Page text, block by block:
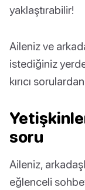
yaklaştırabilir!
Aileniz ve
istediğiniz
kırıcı
soru
Aileniz,
eğlenceli